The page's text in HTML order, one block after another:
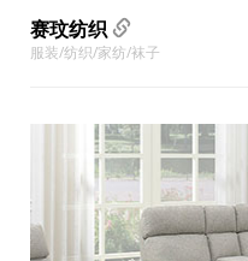
赛玟纺织
服装/纺织/家纺/袜子